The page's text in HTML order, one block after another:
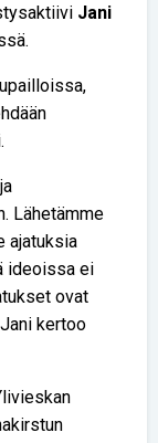
Jani
Lähetämme
ajatuksia
ideoissa ei
ovat
kertoo